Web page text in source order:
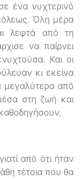
ένα νυχτερινό
Όλη μέρα
λεφτά από τη
να παίρνει
Και οι
κι εκείνα
μεγαλύτερα από
στη ζωή και
από ότι ήταν
τέτοια που θα